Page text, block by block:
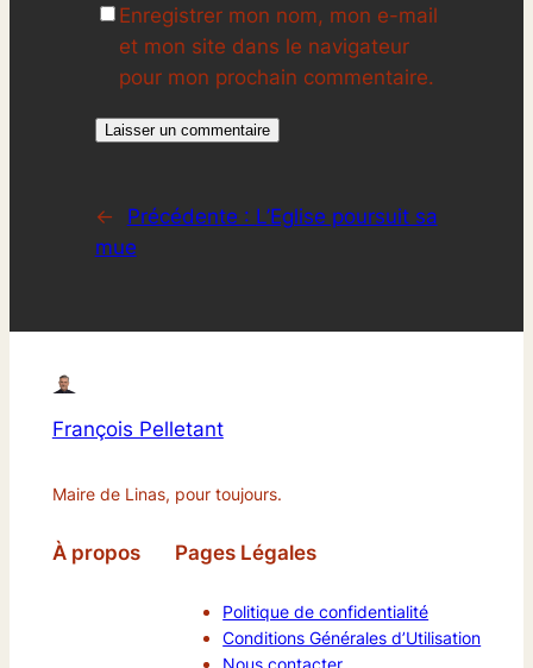
Enregistrer mon nom, mon e-mail
et mon site dans le navigateur
pour mon prochain commentaire.
← Précédente : L’Eglise poursuit sa
mue
François Pelletant
Maire de Linas, pour toujours.
À propos Pages Légales
Politique de confidentialité
Conditions Générales d’Utilisation
Nous contacter